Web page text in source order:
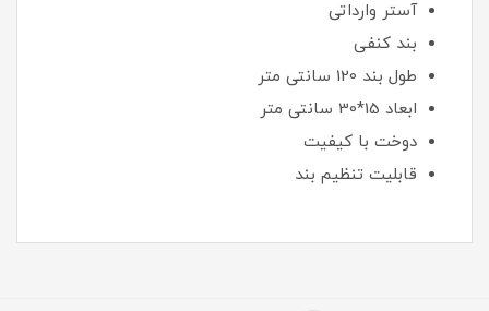
آستر وارداتی
بند کنفی
طول بند 120 سانتی متر
ابعاد 15*30 سانتی متر
دوخت با کیفیت
قابلیت تنظیم بند